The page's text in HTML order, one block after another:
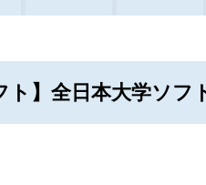
ト】全日本大学ソ